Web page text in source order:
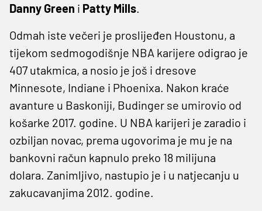
Danny Green i Patty Mills.
Odmah iste večeri je proslijeđen Houstonu, a
tijekom sedmogodišnje NBA karijere odigrao je
407 utakmica, a nosio je još i dresove
Minnesote, Indiane i Phoenixa. Nakon kraće
avanture u Baskoniji, Budinger se umirovio od
košarke 2017. godine. U NBA karijeri je zaradio i
ozbiljan novac, prema ugovorima je mu je na
bankovni račun kapnulo preko 18 milijuna
dolara. Zanimljivo, nastupio je i u natjecanju u
zakucavanjima 2012. godine.